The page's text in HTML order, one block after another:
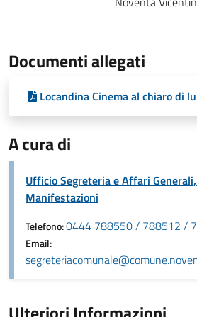
Documenti allegati
Locandina Cinema al chiaro di
A cura di
Ufficio Segreteria e Affari
Manifestazioni
Telefono:0444 788550 / 788512 /
Email: